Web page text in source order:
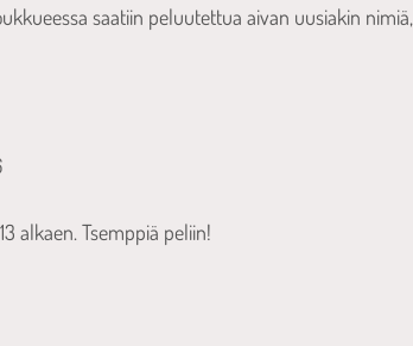
saatiin peluutettua aivan uusiakin nimiä,
alkaen. Tsemppiä peliin!